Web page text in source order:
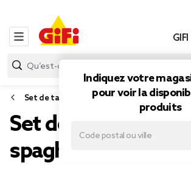
GIFI
Indiquez votre
pour voir la
produits
Set de table
Set de table rond
spaghetti vert uni